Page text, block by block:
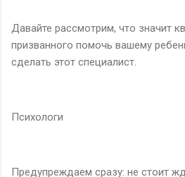
Давайте рассмотрим, что значит
призванного помочь вашему
сделать этот специалист.
Психологи
Предупреждаем сразу: не стоит